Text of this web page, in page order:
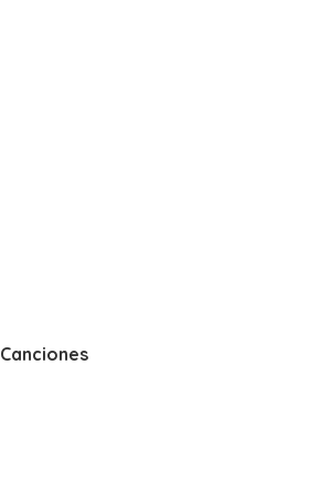
Canciones